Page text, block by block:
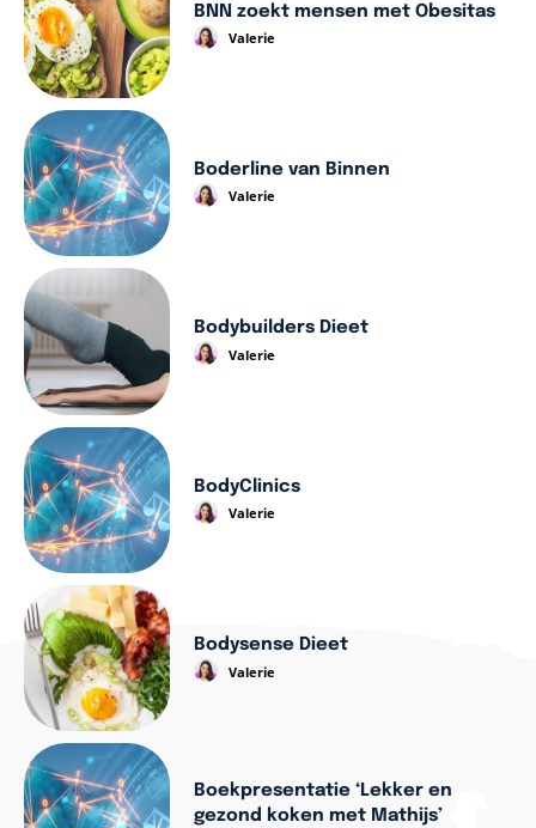
BNN zoekt mensen met Obesitas
Valerie
Boderline van Binnen
Valerie
Bodybuilders Dieet
Valerie
BodyClinics
Valerie
Bodysense Dieet
Valerie
Boekpresentatie ‘Lekker en
gezond koken met Mathijs’